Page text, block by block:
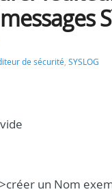
de sécurité, SYSLOG
un Nom